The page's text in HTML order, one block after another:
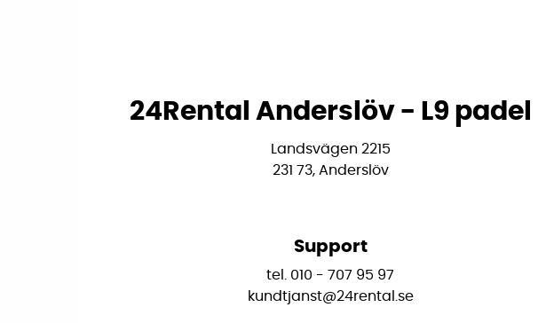
24Rental Anderslöv - L9 padel
Landsvägen 2215
231 73, Anderslöv
Support
tel. 010 - 707 95 97
kundtjanst@24rental.se